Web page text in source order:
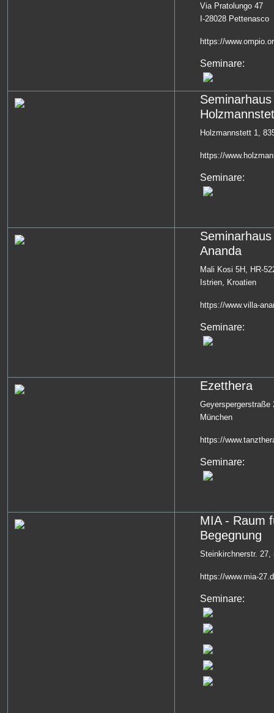
Via Pratolungo 47
I-28028 Pettenasco
https://
Seminare:
Seminarhaus
Holzmannstett 1,
https://
Seminare:
Seminarhaus
Ananda
Mali Kosi 5H, HR-
Istrien, Kroatien
https://www.villa-
Seminare:
Ezetthera
Geyerspergerstraße
München
https://
Seminare:
MIA - Raum
Begegnung
Steinkirchnerstr. 27,
https://www.mia-
Seminare: